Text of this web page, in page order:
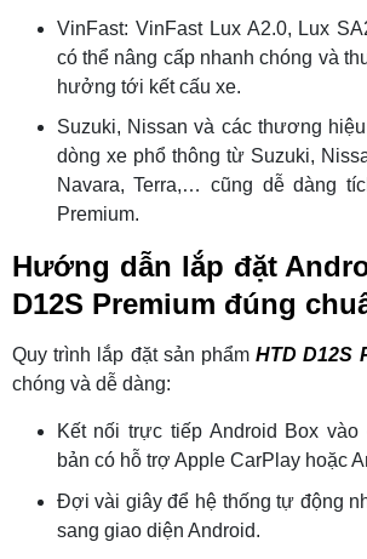
VinFast: VinFast Lux A2.0, Lux
có thể nâng cấp nhanh chóng và
hưởng tới kết cấu xe.
Suzuki, Nissan và các thương
dòng xe phổ thông từ Suzuki,
Navara, Terra,… cũng dễ dàng
Premium.
Hướng dẫn lắp đặt
D12S Premium đúng
Quy trình lắp đặt sản phẩm HTD D12S
chóng và dễ dàng:
Kết nối trực tiếp Android Box vào
bản có hỗ trợ Apple CarPlay hoặc
Đợi vài giây để hệ thống tự động
sang giao diện Android.